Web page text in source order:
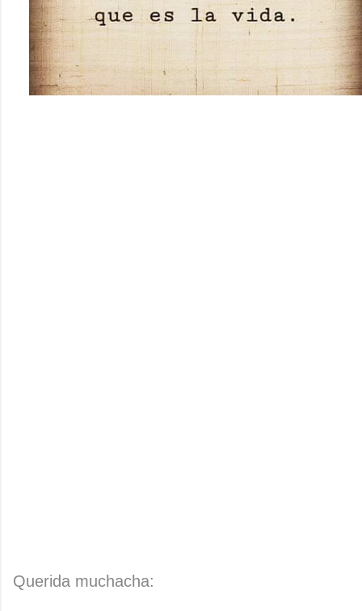
Querida muchacha: